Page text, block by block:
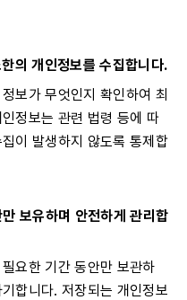
의 개인정보를 수집합니다.
보가 무엇인지 확인하여 최
정보는 관련 법령 등에 따
이 발생하지 않도록 통제합
보유하며 안전하게 관리합
요한 기간 동안만 보관하
합니다. 저장되는 개인정보